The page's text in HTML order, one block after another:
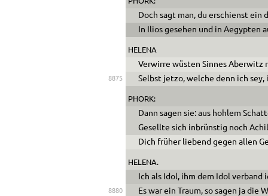
Doch sagt man, du erschienst ein
In Ilios gesehen und in Aegypten
HELENA
Verwirre wüsten Sinnes Aberwitz
8875 Selbst jetzo, welche denn ich
PHORK:
Dann sagen sie: aus hohlem
Gesellte sich inbrünstig noch
Dich früher liebend gegen allen
HELENA.
Ich als Idol, ihm dem Idol verband
8880
Es war ein Traum, so sagen ja die